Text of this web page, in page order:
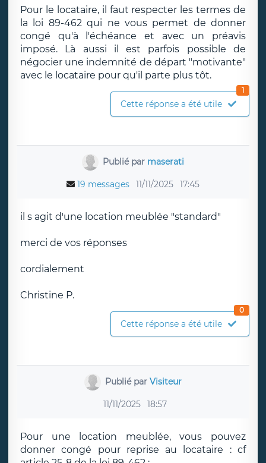
Pour le locataire, il faut respecter les termes de
la loi 89-462 qui ne vous permet de donner
congé qu'à l'échéance et avec un préavis
imposé. Là aussi il est parfois possible de
négocier une indemnité de départ "motivante"
avec le locataire pour qu'il parte plus tôt.
Cette réponse a été utile
1
Publié par maserati
19 messages 11/11/2025 17:45
il s agit d'une location meublée "standard"
merci de vos réponses
cordialement
Christine P.
Cette réponse a été utile
0
Publié parVisiteur
11/11/2025 18:57
Pour une location meublée, vous pouvez
donner congé pour reprise au locataire : cf